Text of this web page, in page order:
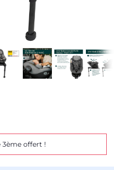
3ème offert !